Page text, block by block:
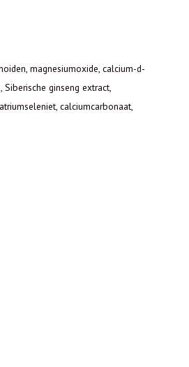
magnesiumoxide, calcium-d-
ginseng extract,
calciumcarbonaat,